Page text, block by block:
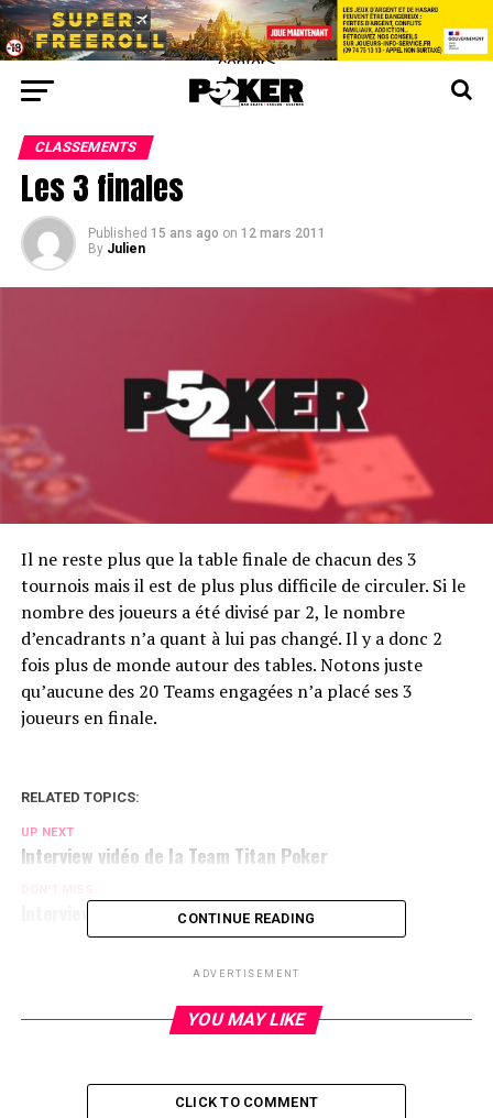
center>
CLASSEMENTS
Les 3 finales
Published 15 ans ago on 12 mars 2011
By Julien
Il ne reste plus que la table finale de chacun des 3
tournois mais il est de plus plus difficile de circuler. Si le
nombre des joueurs a été divisé par 2, le nombre
d’encadrants n’a quant à lui pas changé. Il y a donc 2
fois plus de monde autour des tables. Notons juste
qu’aucune des 20 Teams engagées n’a placé ses 3
joueurs en finale.
RELATED TOPICS:
UP NEXT
Interview vidéo de la Team Titan Poker
Interview vidéo de la Team Bwin
CONTINUE READING
ADVERTISEMENT
YOU MAY LIKE
CLICK TO COMMENT